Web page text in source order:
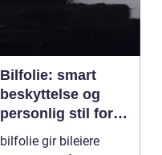
Bilfolie: smart
beskyttelse og
personlig stil for
bilen
bilfolie gir bileiere